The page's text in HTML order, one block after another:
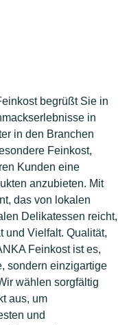
begrüßt Sie in
in
in den Branchen
Feinkost,
Kunden eine
anzubieten. Mit
das von lokalen
Delikatessen reicht,
und Vielfalt. Qualität,
Feinkost ist es,
sondern einzigartige
wählen sorgfältig
aus, um
und